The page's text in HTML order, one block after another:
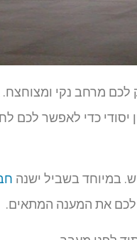
לכם מרחב נקי
יסודי כדי לאפשר לכם
במיוחד בשביל ישנה
לכם את המענה המתאים.